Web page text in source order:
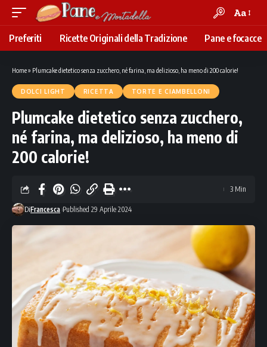
Font
Resizer
Aa
Preferiti Ricette Originali della Tradizione Pane e focacce
Home» Plumcake dietetico senza zucchero, né farina, ma delizioso, ha meno di 200 calorie!
DOLCI LIGHT RICETTA TORTE E CIAMBELLONI
Plumcake dietetico senza zucchero,
né farina, ma delizioso, ha meno di
200 calorie!
DiFrancesca Published 29 Aprile 2024
3 Min